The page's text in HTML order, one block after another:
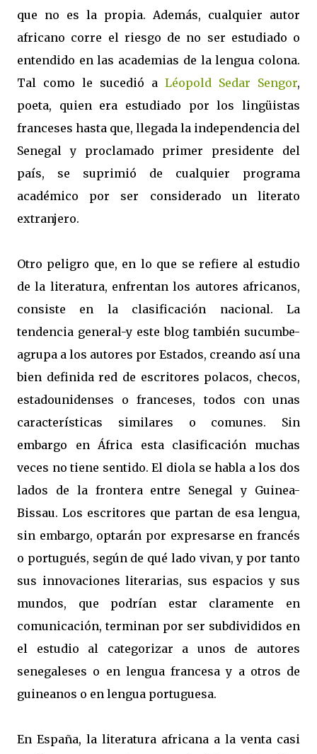
que no es la propia. Además, cualquier autor
africano corre el riesgo de no ser estudiado o
entendido en las academias de la lengua colona.
Tal como le sucedió a Léopold Sedar Sengor,
poeta, quien era estudiado por los lingüistas
franceses hasta que, llegada la independencia del
Senegal y proclamado primer presidente del
país, se suprimió de cualquier programa
académico por ser considerado un literato
extranjero.
Otro peligro que, en lo que se refiere al estudio
de la literatura, enfrentan los autores africanos,
consiste en la clasificación nacional. La
tendencia general-y este blog también sucumbe-
agrupa a los autores por Estados, creando así una
bien definida red de escritores polacos, checos,
estadounidenses o franceses, todos con unas
características similares o comunes. Sin
embargo en África esta clasificación muchas
veces no tiene sentido. El diola se habla a los dos
lados de la frontera entre Senegal y Guinea-
Bissau. Los escritores que partan de esa lengua,
sin embargo, optarán por expresarse en francés
o portugués, según de qué lado vivan, y por tanto
sus innovaciones literarias, sus espacios y sus
mundos, que podrían estar claramente en
comunicación, terminan por ser subdivididos en
el estudio al categorizar a unos de autores
senegaleses o en lengua francesa y a otros de
guineanos o en lengua portuguesa.
En España, la literatura africana a la venta casi